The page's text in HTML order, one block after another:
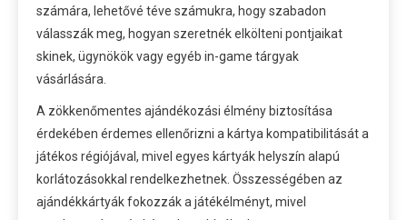
számára, lehetővé téve számukra, hogy szabadon
válasszák meg, hogyan szeretnék elkölteni pontjaikat
skinek, ügynökök vagy egyéb in-game tárgyak
vásárlására.
A zökkenőmentes ajándékozási élmény biztosítása
érdekében érdemes ellenőrizni a kártya kompatibilitását a
játékos régiójával, mivel egyes kártyák helyszín alapú
korlátozásokkal rendelkezhetnek. Összességében az
ajándékkártyák fokozzák a játékélményt, mivel